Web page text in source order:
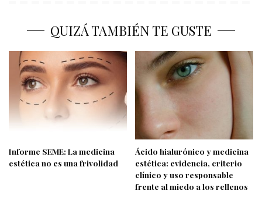
QUIZÁ TAMBIÉN TE GUSTE
Informe SEME: La medicina
estética no es una frivolidad
Ácido hialurónico y medicina
estética: evidencia, criterio
clínico y uso responsable
frente al miedo a los rellenos